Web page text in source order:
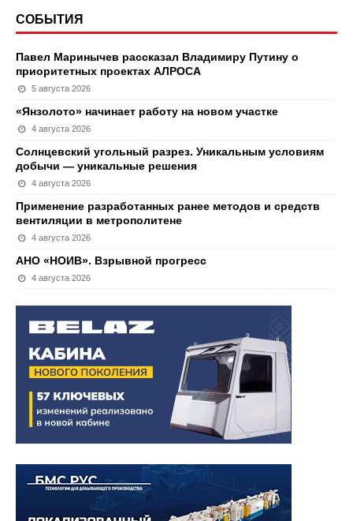
СОБЫТИЯ
Павел Маринычев рассказал Владимиру Путину о
приоритетных проектах АЛРОСА
5 августа 2026
«Янзолото» начинает работу на новом участке
4 августа 2026
Солнцевский угольный разрез. Уникальным условиям
добычи — уникальные решения
4 августа 2026
Применение разработанных ранее методов и средств
вентиляции в метрополитене
4 августа 2026
АНО «НОИВ». Взрывной прогресс
4 августа 2026